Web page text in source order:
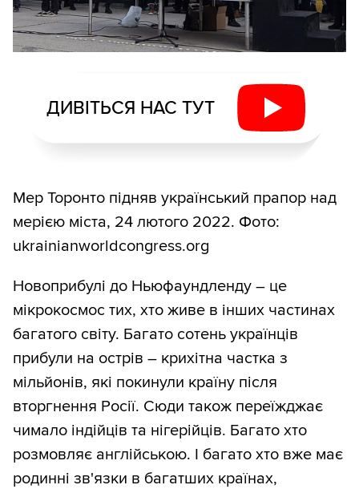
ДИВІТЬСЯ НАС ТУТ
Мер Торонто підняв український прапор над
мерією міста, 24 лютого 2022. Фото:
ukrainianworldcongress.org
Новоприбулі до Ньюфаундленду – це
мікрокосмос тих, хто живе в інших частинах
багатого світу. Багато сотень українців
прибули на острів – крихітна частка з
мільйонів, які покинули країну після
вторгнення Росії. Сюди також переїжджає
чимало індійців та нігерійців. Багато хто
розмовляє англійською. І багато хто вже має
родинні зв'язки в багатших країнах,